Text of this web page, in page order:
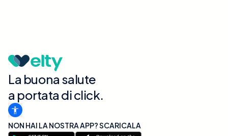
La buona salute
a portata di click.
NON HAI LA NOSTRA APP? SCARICALA